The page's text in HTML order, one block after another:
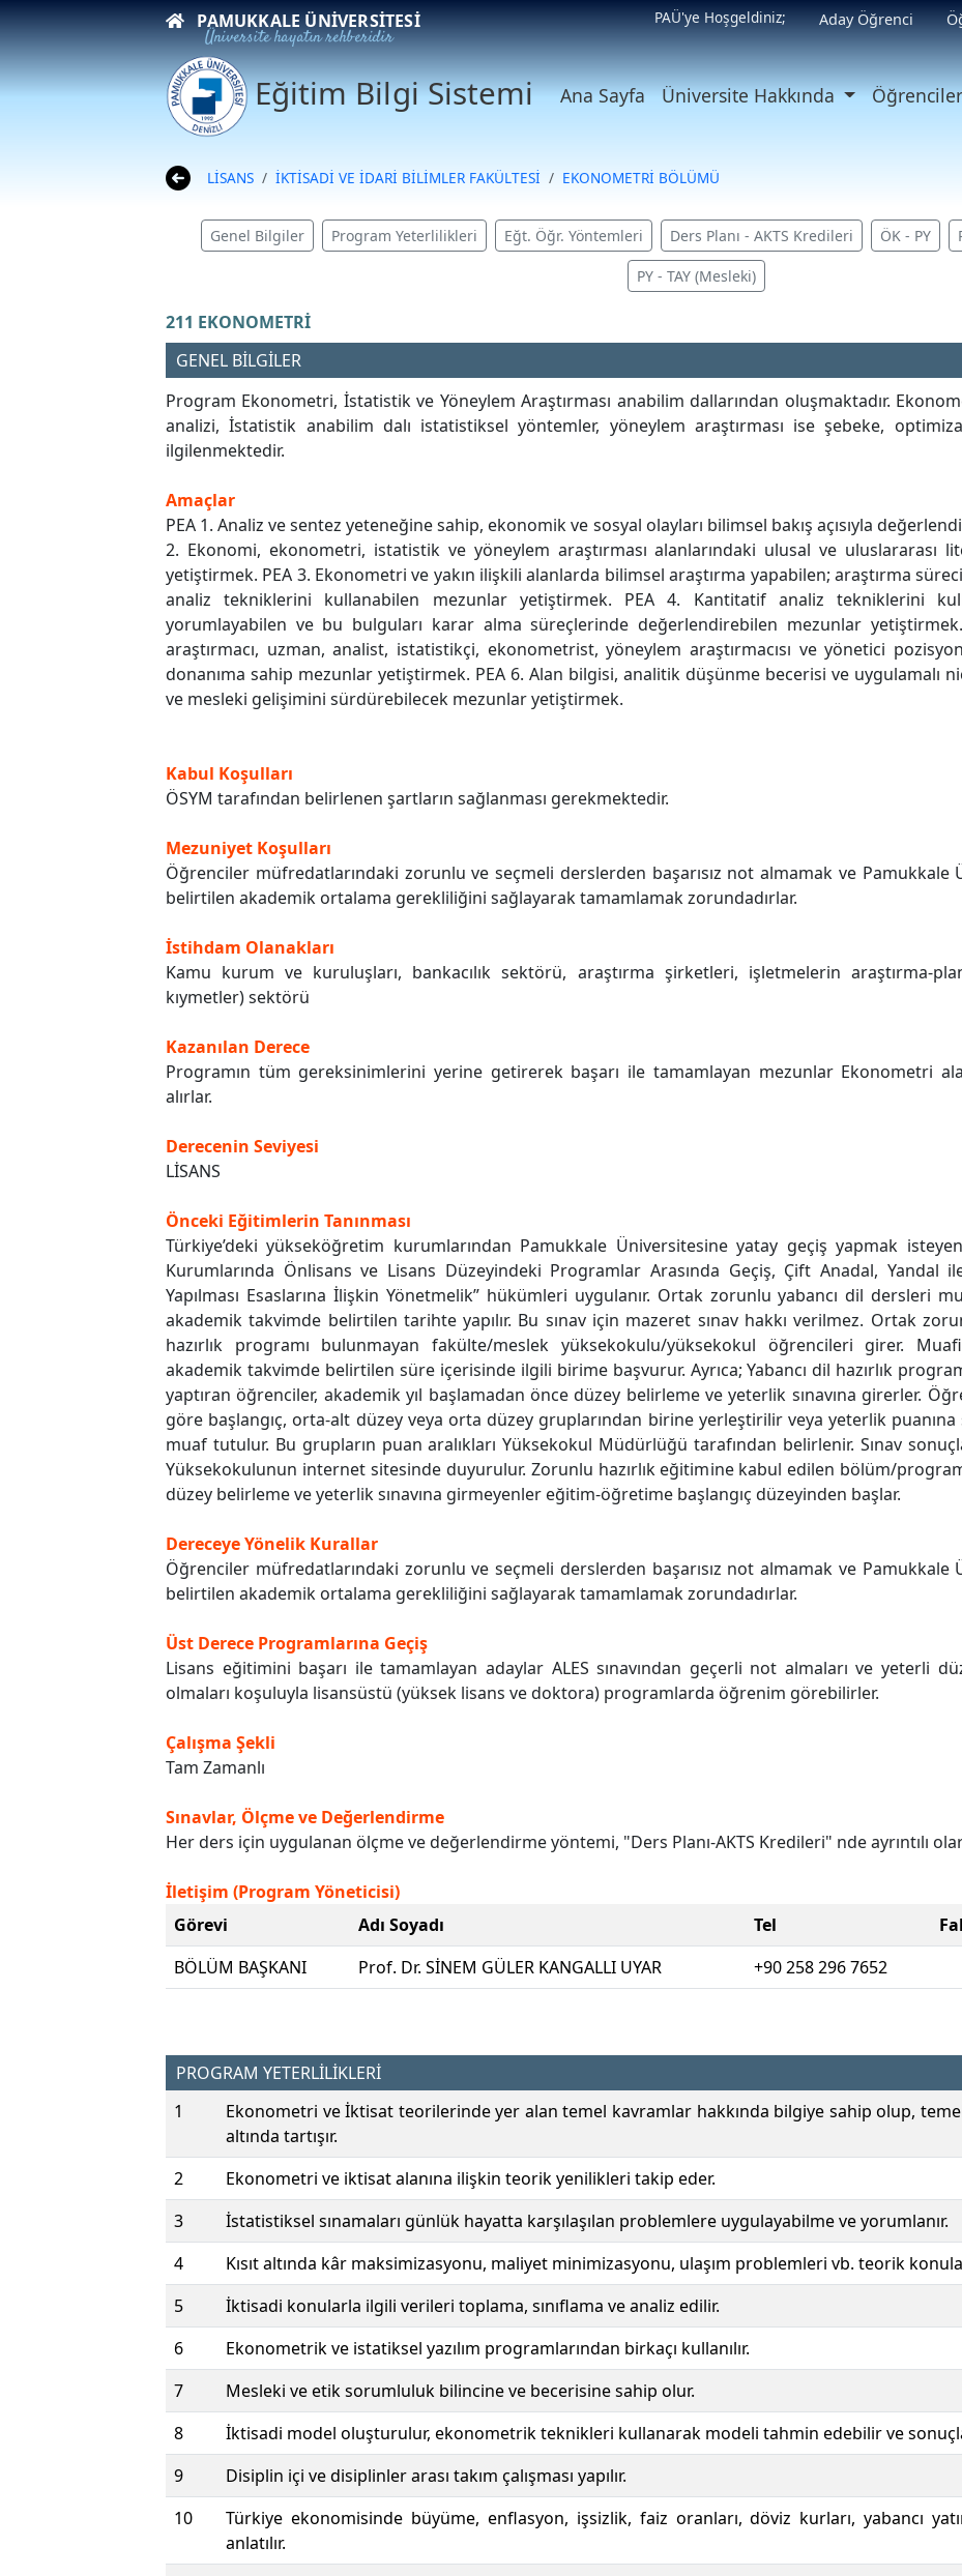
PAMUKKALE ÜNIVERSITESI
Üniversite hayatın rehberidir
PAÜ'ye Hoşgeldiniz; Aday Öğrenci
Eğitim Bilgi Sistemi Ana Sayfa Üniversite Hakkında
LİSANS İKTİSADİ VE İDARİ BİLİMLER FAKÜLTESİ EKONOMETRİ BÖLÜMÜ
Genel Bilgiler Program Yeterlilikleri Eğt. Öğr. Yöntemleri Ders Planı - AKTS Kredileri ÖK - PY
PY - TAY (Mesleki)
211 EKONOMETRİ
GENEL BİLGİLER
Program Ekonometri, İstatistik ve Yöneylem Araştırması anabilim dallarından oluşmaktadır.
analizi, İstatistik anabilim dalı istatistiksel yöntemler, yöneylem araştırması ise şebeke,
ilgilenmektedir.
Amaçlar
PEA 1. Analiz ve sentez yeteneğine sahip, ekonomik ve sosyal olayları bilimsel bakış açısıyla
2. Ekonomi, ekonometri, istatistik ve yöneylem araştırması alanlarındaki ulusal ve uluslararası
yetiştirmek. PEA 3. Ekonometri ve yakın ilişkili alanlarda bilimsel araştırma yapabilen; araştırma
analiz tekniklerini kullanabilen mezunlar yetiştirmek. PEA 4. Kantitatif analiz tekniklerini
yorumlayabilen ve bu bulguları karar alma süreçlerinde değerlendirebilen mezunlar
araştırmacı, uzman, analist, istatistikçi, ekonometrist, yöneylem araştırmacısı ve yönetici
donanıma sahip mezunlar yetiştirmek. PEA 6. Alan bilgisi, analitik düşünme becerisi ve uygulamalı
ve mesleki gelişimini sürdürebilecek mezunlar yetiştirmek.
Kabul Koşulları
ÖSYM tarafından belirlenen şartların sağlanması gerekmektedir.
Mezuniyet Koşulları
Öğrenciler müfredatlarındaki zorunlu ve seçmeli derslerden başarısız not almamak ve
belirtilen akademik ortalama gerekliliğini sağlayarak tamamlamak zorundadırlar.
İstihdam Olanakları
Kamu kurum ve kuruluşları, bankacılık sektörü, araştırma şirketleri, işletmelerin araştırma-
kıymetler) sektörü
Kazanılan Derece
Programın tüm gereksinimlerini yerine getirerek başarı ile tamamlayan mezunlar Ekonometri
alırlar.
Derecenin Seviyesi
LİSANS
Önceki Eğitimlerin Tanınması
Türkiye’deki yükseköğretim kurumlarından Pamukkale Üniversitesine yatay geçiş yapmak
Kurumlarında Önlisans ve Lisans Düzeyindeki Programlar Arasında Geçiş, Çift Anadal, Yandal
Yapılması Esaslarına İlişkin Yönetmelik” hükümleri uygulanır. Ortak zorunlu yabancı dil dersleri
akademik takvimde belirtilen tarihte yapılır. Bu sınav için mazeret sınav hakkı verilmez. Ortak
hazırlık programı bulunmayan fakülte/meslek yüksekokulu/yüksekokul öğrencileri girer.
akademik takvimde belirtilen süre içerisinde ilgili birime başvurur. Ayrıca; Yabancı dil hazırlık
yaptıran öğrenciler, akademik yıl başlamadan önce düzey belirleme ve yeterlik sınavına girerler.
göre başlangıç, orta-alt düzey veya orta düzey gruplarından birine yerleştirilir veya yeterlik
muaf tutulur. Bu grupların puan aralıkları Yüksekokul Müdürlüğü tarafından belirlenir. Sınav
Yüksekokulunun internet sitesinde duyurulur. Zorunlu hazırlık eğitimine kabul edilen bölüm/
düzey belirleme ve yeterlik sınavına girmeyenler eğitim-öğretime başlangıç düzeyinden başlar.
Dereceye Yönelik Kurallar
Öğrenciler müfredatlarındaki zorunlu ve seçmeli derslerden başarısız not almamak ve
belirtilen akademik ortalama gerekliliğini sağlayarak tamamlamak zorundadırlar.
Üst Derece Programlarına Geçiş
Lisans eğitimini başarı ile tamamlayan adaylar ALES sınavından geçerli not almaları ve yeterli
olmaları koşuluyla lisansüstü (yüksek lisans ve doktora) programlarda öğrenim görebilirler.
Çalışma Şekli
Tam Zamanlı
Sınavlar, Ölçme ve Değerlendirme
Her ders için uygulanan ölçme ve değerlendirme yöntemi, "Ders Planı-AKTS Kredileri" nde ayrıntılı
İletişim (Program Yöneticisi)
Görevi
Adı Soyadı Tel
BÖLÜM BAŞKANI
Prof. Dr. SİNEM GÜLER KANGALLI UYAR +90 258 296 7652
PROGRAM YETERLİLİKLERİ
1
Ekonometri ve İktisat teorilerinde yer alan temel kavramlar hakkında bilgiye sahip olup,
altında tartışır.
2
Ekonometri ve iktisat alanına ilişkin teorik yenilikleri takip eder.
3
İstatistiksel sınamaları günlük hayatta karşılaşılan problemlere uygulayabilme ve yorumlanır.
4
Kısıt altında kâr maksimizasyonu, maliyet minimizasyonu, ulaşım problemleri vb. teorik
5
İktisadi konularla ilgili verileri toplama, sınıflama ve analiz edilir.
6
Ekonometrik ve istatiksel yazılım programlarından birkaçı kullanılır.
7
Mesleki ve etik sorumluluk bilincine ve becerisine sahip olur.
8
İktisadi model oluşturulur, ekonometrik teknikleri kullanarak modeli tahmin edebilir ve
9
Disiplin içi ve disiplinler arası takım çalışması yapılır.
10
Türkiye ekonomisinde büyüme, enflasyon, işsizlik, faiz oranları, döviz kurları, yabancı
anlatılır.